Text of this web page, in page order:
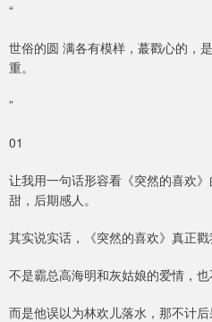
“
世俗的圆 满各有模样，蕞戳心的，
重。
”
01
让我用一句话形容看《突然的喜欢
甜，后期感人。
其实说实话，《突然的喜欢》真正戳
不是霸总高海明和灰姑娘的爱情，也
而是他误以为林欢儿落水，那不计后